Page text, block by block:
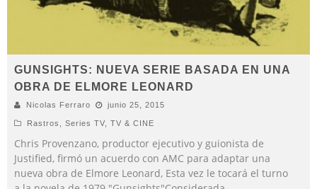
GUNSIGHTS: NUEVA SERIE BASADA EN UNA
OBRA DE ELMORE LEONARD
Nicolas Ferraro junio 25, 2015
Rastros Series TV TV & CINE
Chris Provenzano, productor ejecutivo y guionista de
Justified, firmó un acuerdo con AMC para adaptar una
nueva obra de Elmore Leonard, Esta vez le tocará el turno